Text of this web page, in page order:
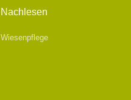
Nachlesen
Wiesenpflege